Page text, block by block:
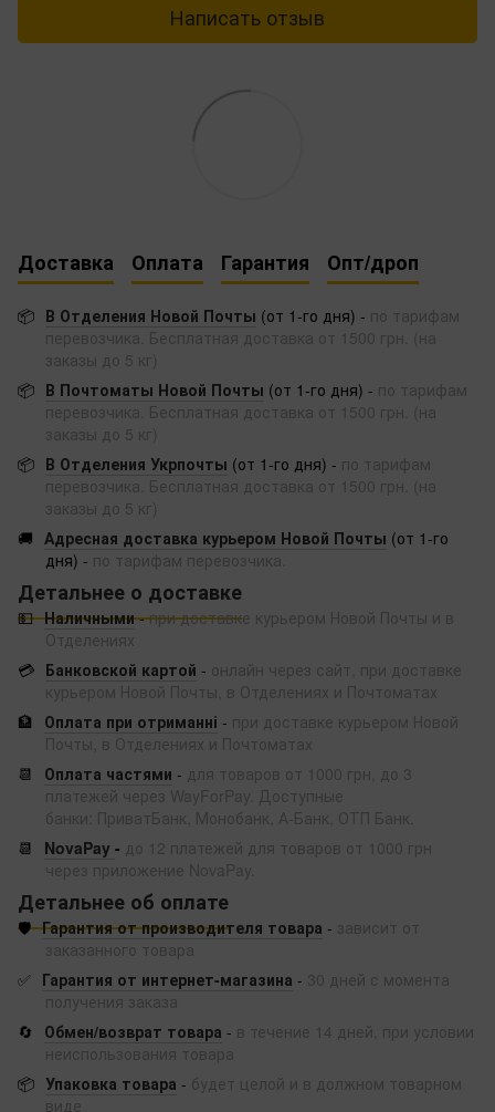
Написать отзыв
Доставка Оплата Гарантия Опт/дроп
📦 В Отделения Новой Почты (от 1-го дня) - по тарифам
перевозчика. Бесплатная доставка от 1500 грн. (на
заказы до 5 кг)
📦 В Почтоматы Новой Почты (от 1-го дня) - по тарифам
перевозчика. Бесплатная доставка от 1500 грн. (на
заказы до 5 кг)
📦 В Отделения Укрпочты (от 1-го дня) - по тарифам
перевозчика. Бесплатная доставка от 1500 грн. (на
заказы до 5 кг)
🚚 Адресная доставка курьером Новой Почты (от 1-го
дня) - по тарифам перевозчика.
Детальнее о доставке
💵 Наличными-при доставке курьером Новой Почты и в
Отделениях
💳 Банковской картой - онлайн через сайт, при доставке
курьером Новой Почты, в Отделениях и Почтоматах
🏦
Оплата при отриманні - при доставке курьером Новой
Почты, в Отделениях и Почтоматах
📆
Оплата частями - для товаров от 1000 грн, до 3
платежей через WayForPay. Доступные
банки: ПриватБанк, Монобанк, А-Банк, ОТП Банк.
📆
NovaPay - до 12 платежей для товаров от 1000 грн
через приложение NovaPay.
Детальнее об оплате
🛡️ Гарантия от производителя товара - зависит от
заказанного товара
✅ Гарантия от интернет-магазина - 30 дней с момента
получения заказа
🔄
Обмен/возврат товара - в течение 14 дней, при условии
неиспользования товара
📦 Упаковка товара - будет целой и в должном товарном
виде